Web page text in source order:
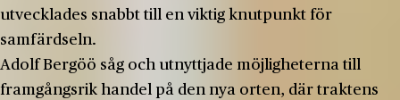
utvecklades snabbt till en viktig knutpunkt för
samfärdseln.
Adolf Bergöö såg och utnyttjade möjligheterna till
framgångsrik handel på den nya orten, där traktens